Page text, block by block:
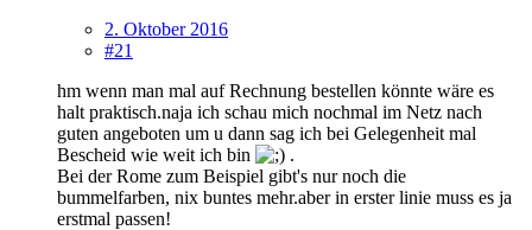
2. Oktober 2016
#21
hm wenn man mal auf Rechnung bestellen könnte wäre es
halt praktisch.naja ich schau mich nochmal im Netz nach
guten angeboten um u dann sag ich bei Gelegenheit mal
Bescheid wie weit ich bin
.
Bei der Rome zum Beispiel gibt's nur noch die
bummelfarben, nix buntes mehr.aber in erster linie muss es ja
erstmal passen!